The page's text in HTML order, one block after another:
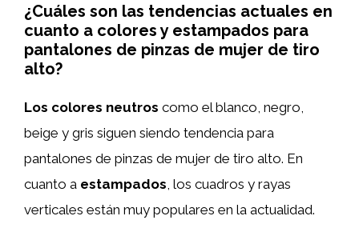
¿Cuáles son las tendencias actuales en
cuanto a colores y estampados para
pantalones de pinzas de mujer de tiro
alto?
Los colores neutros como el blanco, negro,
beige y gris siguen siendo tendencia para
pantalones de pinzas de mujer de tiro alto. En
cuanto a estampados, los cuadros y rayas
verticales están muy populares en la actualidad.